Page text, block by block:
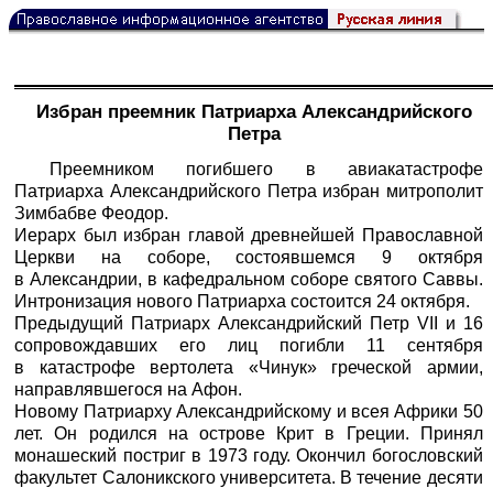
Избран преемник Патриарха Александрийского
Петра
Преемником погибшего в авиакатастрофе
Патриарха Александрийского Петра избран митрополит
Зимбабве Феодор.
Иерарх был избран главой древнейшей Православной
Церкви на соборе, состоявшемся 9 октября
в Александрии, в кафедральном соборе святого Саввы.
Интронизация нового Патриарха состоится 24 октября.
Предыдущий Патриарх Александрийский Петр VII и 16
сопровождавших его лиц погибли 11 сентября
в катастрофе вертолета «Чинук» греческой армии,
направлявшегося на Афон.
Новому Патриарху Александрийскому и всея Африки 50
лет. Он родился на острове Крит в Греции. Принял
монашеский постриг в 1973 году. Окончил богословский
факультет Салоникского университета. В течение десяти